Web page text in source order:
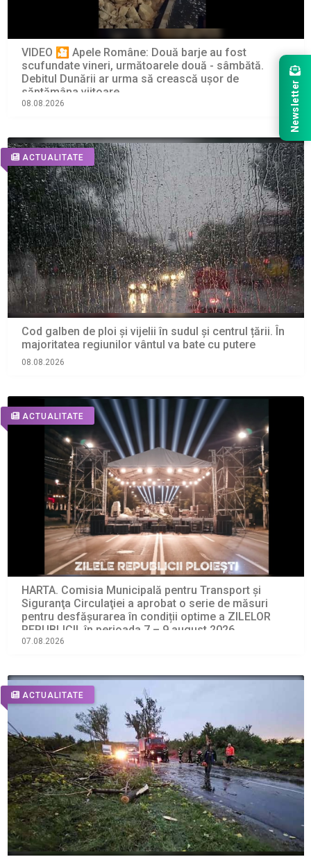
VIDEO 🎦 Apele Române: Două barje au fost
scufundate vineri, următoarele două - sâmbătă.
Debitul Dunării ar urma să crească ușor de
săptămâna viitoare
08.08.2026
ACTUALITATE
Cod galben de ploi și vijelii în sudul și centrul țării. În
majoritatea regiunilor vântul va bate cu putere
08.08.2026
ACTUALITATE
HARTA. Comisia Municipală pentru Transport şi
Siguranţa Circulaţiei a aprobat o serie de măsuri
pentru desfășurarea în condiții optime a ZILELOR
REPUBLICII, în perioada 7 – 9 august 2026
07.08.2026
ACTUALITATE
Newsletter